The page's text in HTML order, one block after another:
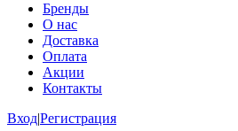
Бренды
О нас
Доставка
Оплата
Акции
Контакты
Вход|Регистрация